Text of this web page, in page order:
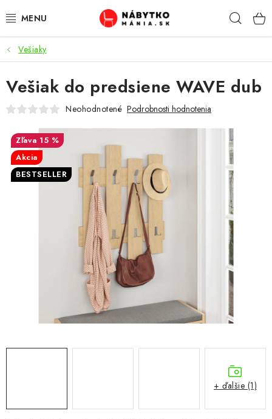
na
VÝPREDAJ
NOVINKY
OBÝVACIA IZBA
KUCHYŇA
SPÁĽŇA
PRACOVŇA / KANCELÁRIA
DETSKÉ A ŠTUDENTSKÉ
Vešiaky
Vešiak do predsiene WAVE dub
Neohodnotené Podrobnosti hodnotenia
15 %
Akcia
BESTSELLER
+ ďalšie (1)